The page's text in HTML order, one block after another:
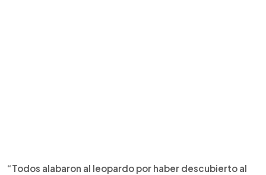
“Todos alabaron al leopardo por haber descubierto al